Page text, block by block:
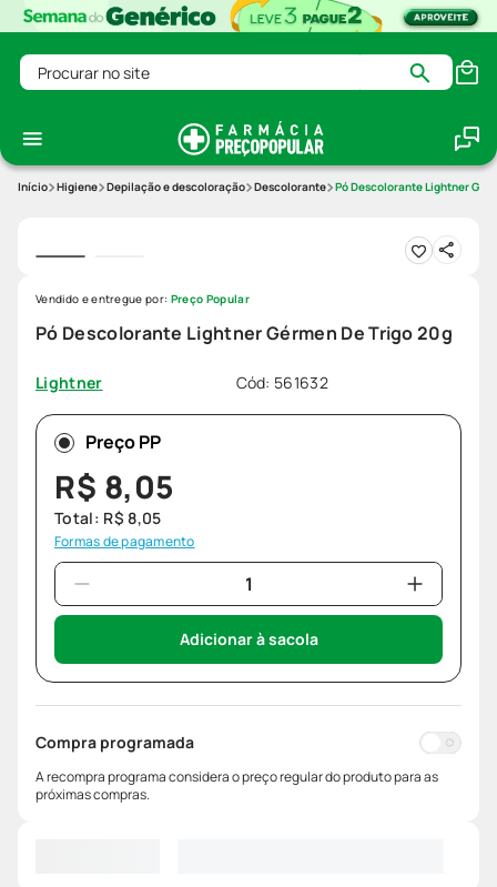
Procurar no site
Higiene Depilação e descoloração Descolorante Pó Descolorante Lightner
Pó Descolorante Lightner Gérmen De Trigo 20g
Lightner Cód: 561632
Vendido e entregue por: Preço Popular
Preço PP
R$ 8,05
Total: R$ 8,05
Formas de pagamento
Adicionar à sacola
Compra programada
A recompra programa considera o preço regular do produto para as
próximas compras.